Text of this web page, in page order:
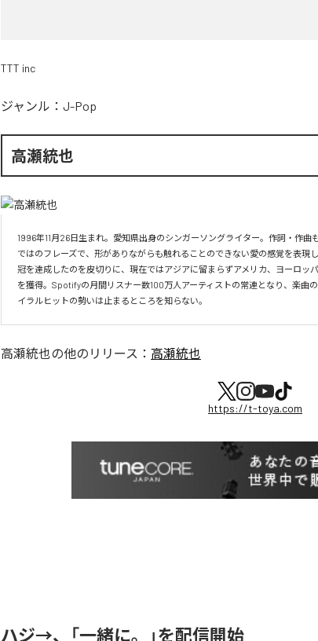
TTT inc
ジャンル： J-Pop
高瀬統也
1996年11月26日生まれ。愛知県出身のシンガーソングライター。作詞・作曲
ではのフレーズで、形がありながらも触れることのできない愛の感覚を表現
冠を達成したのを皮切りに、現在ではアジアに留まらずアメリカ、ヨーロッ
を獲得。Spotifyの月間リスナー数100万人アーティストの常連となり、楽曲
イラルヒットの勢いは止まるところを知らない。
高瀬統也の他のリリース： 高瀬統也
https://t-toya.com
ハジ→、「一緒に。」を配信開始